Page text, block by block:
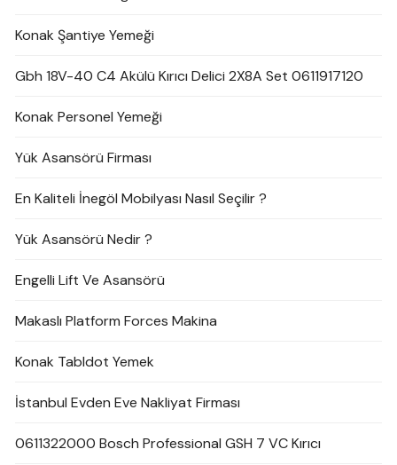
Konak Şantiye Yemeği
Gbh 18V-40 C4 Akülü Kırıcı Delici 2X8A Set 0611917120
Konak Personel Yemeği
Yük Asansörü Firması
En Kaliteli İnegöl Mobilyası Nasıl Seçilir ?
Yük Asansörü Nedir ?
Engelli Lift Ve Asansörü
Makaslı Platform Forces Makina
Konak Tabldot Yemek
İstanbul Evden Eve Nakliyat Firması
0611322000 Bosch Professional GSH 7 VC Kırıcı